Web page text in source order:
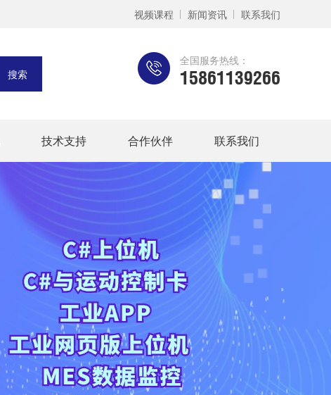
视频课程 新闻资讯 联系我们
全国服务热线：
15861139266
技术支持 合作伙伴 联系我们